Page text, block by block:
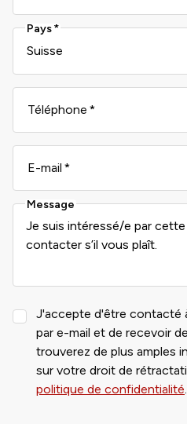
Pays
Téléphone
E-mail
Message
J'accepte d'être contacté
par e-mail et de recevoir
trouverez de plus amples
sur votre droit de
politique de confidentialité.